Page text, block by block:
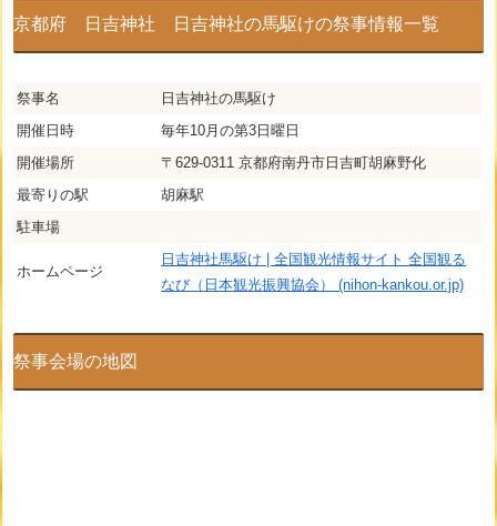
京都府 日吉神社 日吉神社の馬駆けの祭事情報一覧
祭事名
日吉神社の馬駆け
開催日時
毎年10月の第3日曜日
開催場所
〒629-0311 京都府南丹市日吉町胡麻野化
最寄りの駅
胡麻駅
駐車場
ホームページ
日吉神社馬駆け | 全国観光情報サイト 全国観る
なび（日本観光振興協会） (nihon-kankou.or.jp)
祭事会場の地図